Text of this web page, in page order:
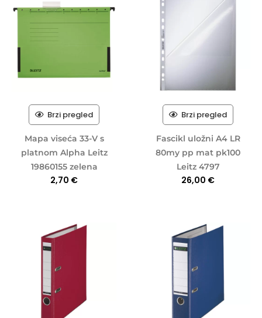
Brzi pregled
Mapa viseća 33-V s
platnom Alpha Leitz
19860155 zelena
2,70 €
Brzi pregled
Fascikl uložni A4 LR
80my pp mat pk100
Leitz 4797
26,00 €